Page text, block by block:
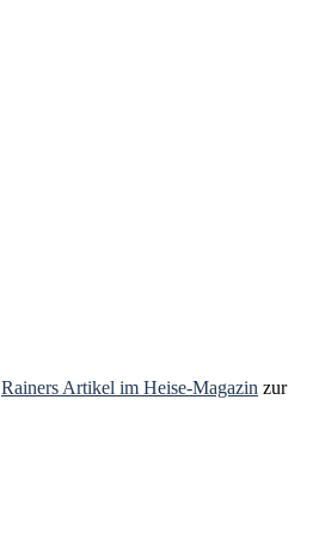
Rainers Artikel im Heise-Magazin zur